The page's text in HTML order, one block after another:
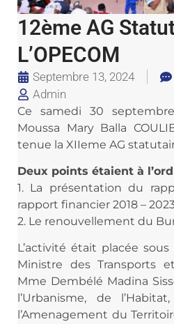
12ème AG
L’OPECOM
Septembre 13, 2024
Admin
Ce samedi 30
Moussa Mary Balla
tenue la XIIeme AG
Deux points étaient à
1. La présentation du
rapport financier 2018 –
2. Le renouvellement du
L’activité était placée
Ministre des Transports
Mme Dembélé Madina
l’Urbanisme, de
l’Amenagement du